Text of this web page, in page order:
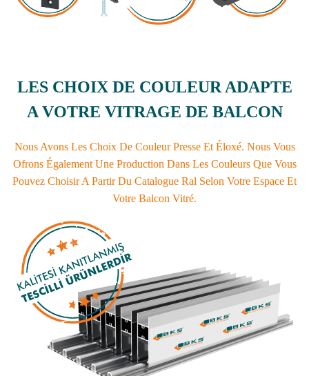
LES CHOIX DE COULEUR ADAPTE
A VOTRE VITRAGE DE BALCON
Nous Avons Les Choix De Couleur Presse Et Éloxé. Nous Vous
Ofrons Également Une Production Dans Les Couleurs Que Vous
Pouvez Choisir A Partir Du Catalogue Ral Selon Votre Espace Et
Votre Balcon Vitré.